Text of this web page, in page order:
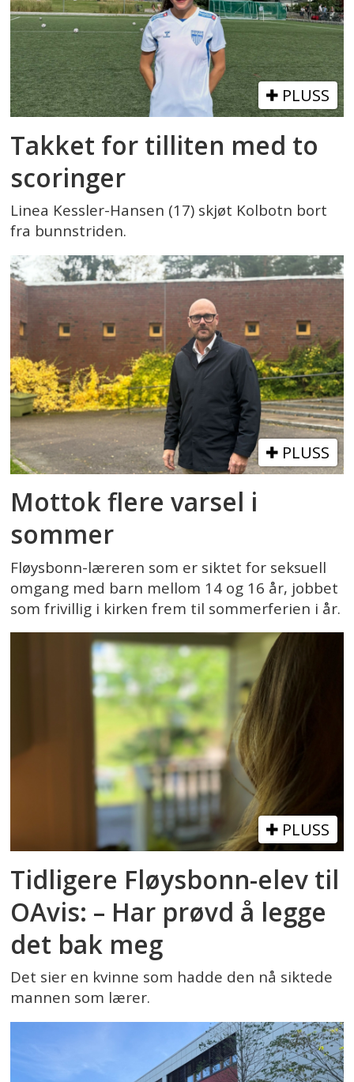
PLUSS
Takket for tilliten med to
scoringer
Linea Kessler-Hansen (17) skjøt Kolbotn bort
fra bunnstriden.
PLUSS
Mottok flere varsel i
sommer
Fløysbonn-læreren som er siktet for seksuell
omgang med barn mellom 14 og 16 år, jobbet
som frivillig i kirken frem til sommerferien i år.
PLUSS
Tidligere Fløysbonn-elev til
OAvis: – Har prøvd å legge
det bak meg
Det sier en kvinne som hadde den nå siktede
mannen som lærer.